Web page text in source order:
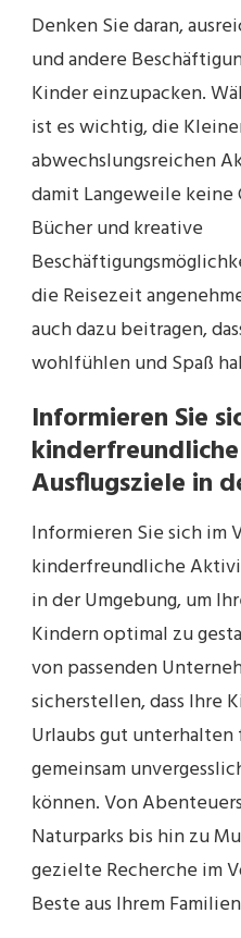
Denken Sie daran,
und andere
Kinder einzupacken.
ist es wichtig, die
abwechslungsreichen
damit Langeweile keine
Bücher und kreative
die Reisezeit
auch dazu beitragen,
wohlfühlen und Spaß
Informieren Sie
Ausflugsziele in
Informieren Sie sich im
kinderfreundliche
in der Umgebung, um
Kindern optimal zu
von passenden
sicherstellen, dass Ihre
Urlaubs gut
gemeinsam
können. Von
Naturparks bis hin zu
gezielte Recherche im
Beste aus Ihrem